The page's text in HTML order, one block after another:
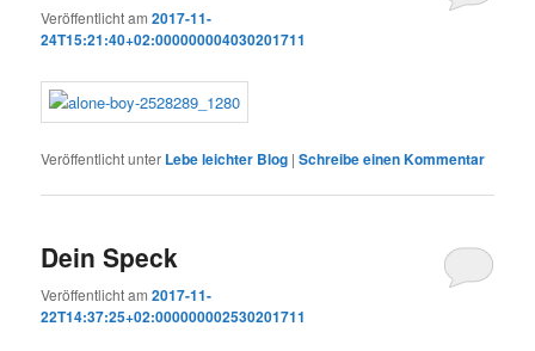
Veröffentlicht am2017-11-
24T15:21:40+02:000000004030201711
Veröffentlicht unter Lebe leichter Blog |Schreibe einen Kommentar
Dein Speck
Veröffentlicht am2017-11-
22T14:37:25+02:000000002530201711